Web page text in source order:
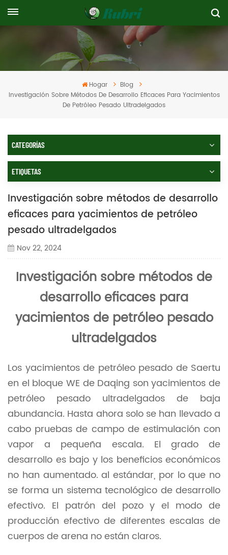
Hogar
Blog
Investigación Sobre Métodos De Desarrollo Eficaces Para Yacimientos
De Petróleo Pesado Ultradelgados
CATEGORÍAS
ETIQUETAS
Investigación sobre métodos de desarrollo
eficaces para yacimientos de petróleo
pesado ultradelgados
Nov 22, 2024
Investigación sobre métodos de
desarrollo eficaces para
yacimientos de petróleo pesado
ultradelgados
Los yacimientos de petróleo pesado de Saertu
en el bloque WE de Daqing son yacimientos de
petróleo pesado ultradelgados de baja
abundancia. Hasta ahora solo se han llevado a
cabo pruebas de campo de estimulación con
vapor a pequeña escala. El grado de
desarrollo es bajo y los beneficios económicos
no han aumentado. al estándar, por lo que no
se forma un sistema tecnológico de desarrollo
efectivo. El patrón del pozo y el modo de
producción efectivo de diferentes escalas de
cuerpos de arena no están claros.